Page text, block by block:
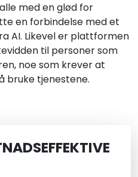
med en glød for
en forbindelse med et
AI. Likevel er plattformen
til personer som
noe som krever at
bruke tjenestene.